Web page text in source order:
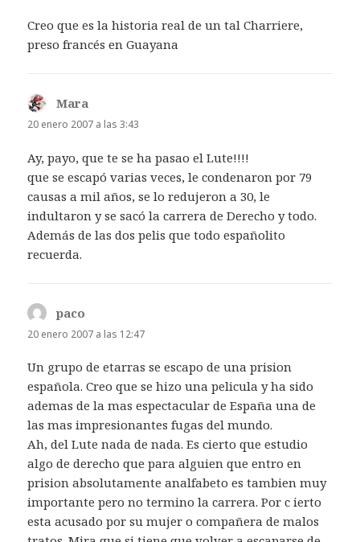
Creo que es la historia real de un tal Charriere,
preso francés en Guayana
Mara
20 enero 2007 a las 3:43
Ay, payo, que te se ha pasao el Lute!!!!
que se escapó varias veces, le condenaron por 79
causas a mil años, se lo redujeron a 30, le
indultaron y se sacó la carrera de Derecho y todo.
Además de las dos pelis que todo españolito
recuerda.
paco
20 enero 2007 a las 12:47
Un grupo de etarras se escapo de una prision
española. Creo que se hizo una pelicula y ha sido
ademas de la mas espectacular de España una de
las mas impresionantes fugas del mundo.
Ah, del Lute nada de nada. Es cierto que estudio
algo de derecho que para alguien que entro en
prision absolutamente analfabeto es tambien muy
importante pero no termino la carrera. Por c ierto
esta acusado por su mujer o compañera de malos